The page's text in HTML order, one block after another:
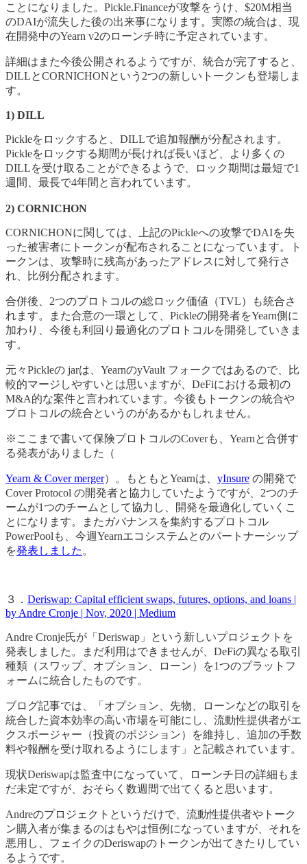
ことになりました。Pickle.Financeが攻撃をうけ、$20M相当
のDAIが流失した後の出来事になります。実際の統合は、現
在開発中のYearn v2のローンチ時に予定されています。
詳細はまた今後公開されるようですが、統合が完了すると、
DILLとCORNICHONという2つの新しいトークンも登場しま
す。
1) DILL
Pickleをロックすると、DILLで追加報酬が分配されます。
Pickleをロックする期間が長ければ長いほど、より多くの
DILLを受け取ることができるようで、ロック期間は最短で1
週間、最長で4年間と言われています。
2) CORNICHON
CORNICHONに関しては、上記のPickleへの攻撃でDAIを失
った被害者にトークンが配布されることになっています。ト
ークンは、攻撃時に残高があったアドレスに対して発行さ
れ、比例分配されます。
合併後、2つのプロトコルの総ロック価値（TVL）も統合さ
れます。また合意の一環として、Pickleの開発者をYearn側に
加わり、今後も利回り最適化のプロトコルを開発していきま
す。
元々Pickleの jarは、YearnのyVault フォークではあるので、比
較的マージしやすいとは思いますが、DeFiにおける最初の
M&A的な案件と言われています。今後もトークンの統合や
プロトコルの統合というのがあるかもしれません。
※ここまで書いて保険プロトコルのCoverも、Yearnと合併す
る発表がありました（
Yearn & Cover merger）。もともとYearnは、 yInsure の開発で
Cover Protocol の開発者と協力していたようですが、2つのチ
ームが1つのチームとして協力し、開発を最適化していくこ
とになります。またガバナンスを集約するプロトコル
PowerPoolも、今週Yearnエコシステムとのパートナーシップ
を発表しました 。
３． Deriswap: Capital efficient swaps, futures, options, and loans |
by Andre Cronje | Nov, 2020 | Medium
Andre Cronje氏が「Deriswap」という新しいプロジェクトを
発表しました。まだ利用はできませんが、DeFiの異なる取引
種類（スワップ、オプション、ローン）を1つのプラットフ
ォームに統合したものです。
ブログ記事では、「オプション、先物、ローンなどの取引を
統合した資本効率の高い市場を可能にし、流動性提供者がエ
クスポージャー（投資のポジション）を維持し、追加の手数
料や報酬を受け取れるようにします」と記載されています。
現状Deriswapは監査中になっていて、ローンチ日の詳細もま
だ未定ですが、おそらく数週間で出てくると思います。
Andreのプロジェクトというだけで、流動性提供者やトーク
ン購入者が集まるのはもやは恒例になっていますが、それを
悪用し、フェイクのDeriswapのトークンが出てきたりしてい
るようです。